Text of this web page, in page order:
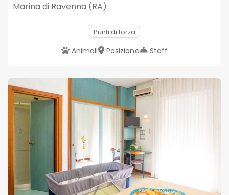
Marina di Ravenna (RA)
Punti di forza
Animali Posizione Staff